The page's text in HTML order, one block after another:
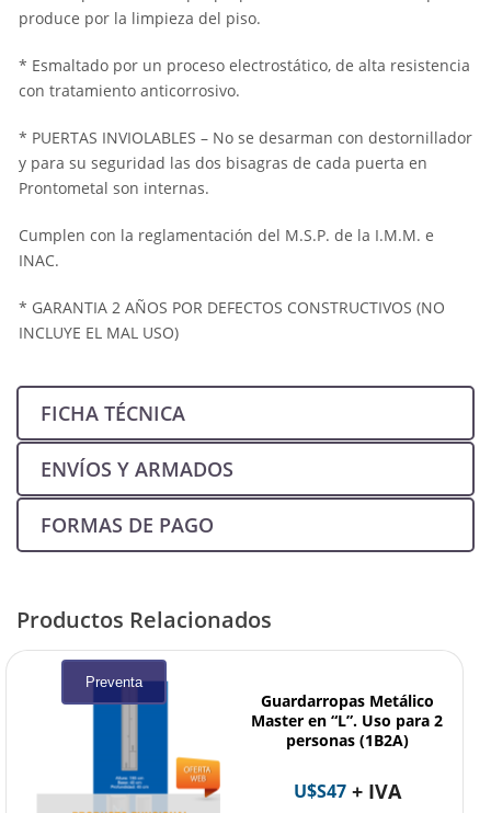
produce por la limpieza del piso.
* Esmaltado por un proceso electrostático, de alta resistencia
con tratamiento anticorrosivo.
* PUERTAS INVIOLABLES – No se desarman con destornillador
y para su seguridad las dos bisagras de cada puerta en
Prontometal son internas.
Cumplen con la reglamentación del M.S.P. de la I.M.M. e
INAC.
* GARANTIA 2 AÑOS POR DEFECTOS CONSTRUCTIVOS (NO
INCLUYE EL MAL USO)
FICHA TÉCNICA
ENVÍOS Y ARMADOS
FORMAS DE PAGO
Productos Relacionados
Guardarropas Metálico
Master en “L”. Uso para 2
personas (1B2A)
Preventa
U$S47+ IVA